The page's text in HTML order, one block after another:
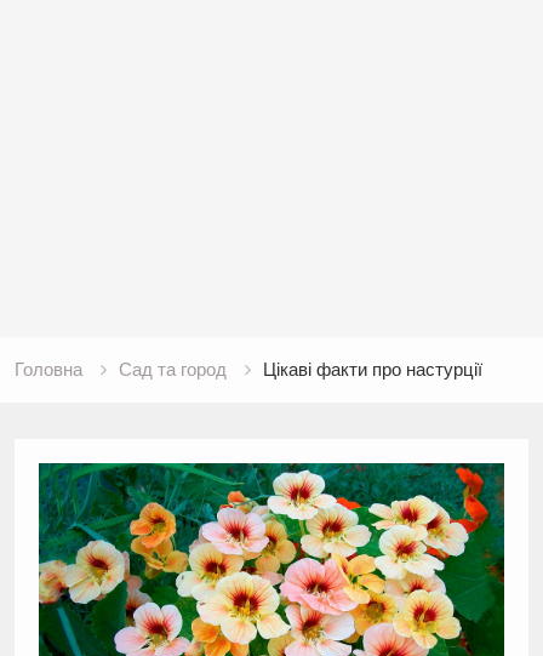
Головна Сад та город Цікаві факти про настурції